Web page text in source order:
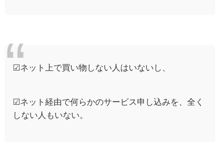
☑ネット上で買い物しない人はいないし、
☑ネット経由で何らかのサービス申し込みを、全く
しない人もいない。